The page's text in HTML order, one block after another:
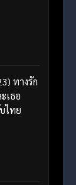
ทางรัก
เธอ
ไทย